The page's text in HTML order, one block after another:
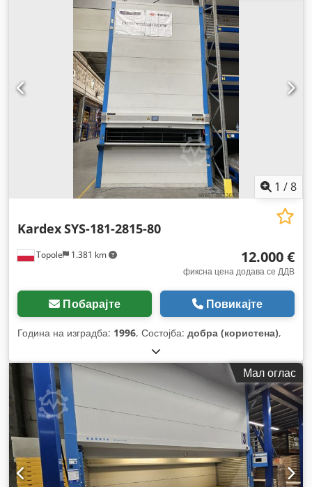
1 /8
Topole 1.381 km
KardexSYS-181-2815-80
12.000 €
фиксна цена додава се ДДВ
Побарајте Повикајте
Година на изградба: 1996, Состојба: добра (користена),
Мал оглас